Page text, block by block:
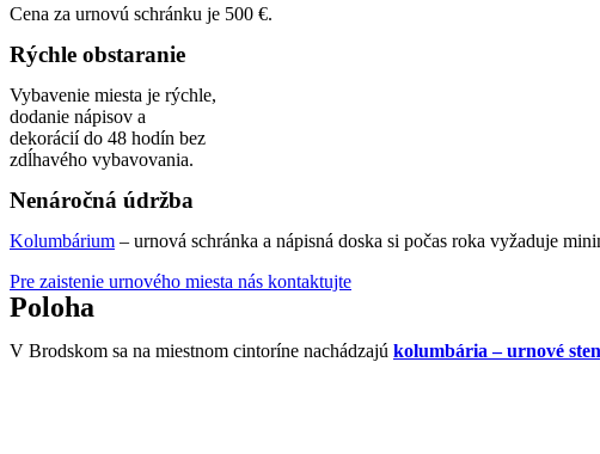
Cena za urnovú schránku je 500 €.
Rýchle obstaranie
Vybavenie miesta je rýchle,
dodanie nápisov a
dekorácií do 48 hodín bez
zdĺhavého vybavovania.
Nenáročná údržba
Kolumbárium – urnová schránka a nápisná doska si počas roka vyžaduje
Pre zaistenie urnového miesta nás kontaktujte
Poloha
V Brodskom sa na miestnom cintoríne nachádzajú kolumbária – urnové